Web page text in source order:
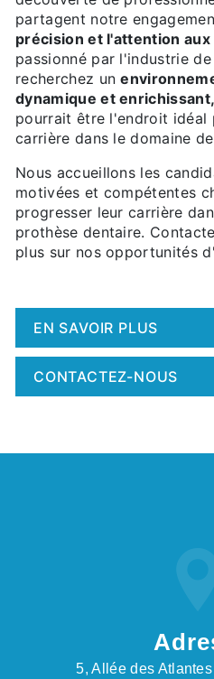
partagent notre
précision et l'attention aux
passionné par l'industrie
recherchez un
dynamique et enrichissant,
pourrait être l'endroit idéal
carrière dans le domaine
Nous accueillons les
motivées et compétentes
progresser leur carrière
prothèse dentaire.
plus sur nos opportunités
EN SAVOIR PLUS
CONTACTEZ-NOUS
5, Allée des